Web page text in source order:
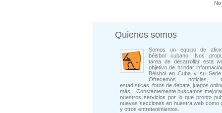
Quienes somos
Somos un equipo de
béisbol cubano. Nos
tarea de desarrollar esta
objetivo de brindar
Béisbol en Cuba y su Serie
Ofrecemos noticias,
estadísticas, foros de debate, juegos
más... Constantemente buscamos
nuestros servicios por lo que pronto
nuevas secciones en nuestra web como
y otros entretenimientos.